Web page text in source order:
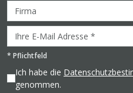
* Pflichtfeld
Ich habe die
genommen.